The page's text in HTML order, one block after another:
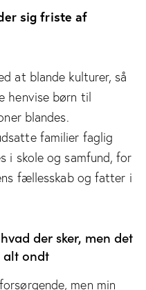
sig friste af
at blande kulturer, så
henvise børn til
blandes.
familier faglig
i skole og samfund, for
fællesskab og fatter i
der sker, men det
alt ondt
men min